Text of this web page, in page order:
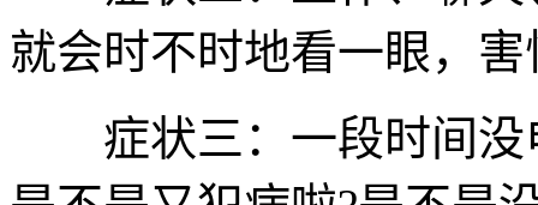
就会时不时地看一眼，
症状三：一段时间没